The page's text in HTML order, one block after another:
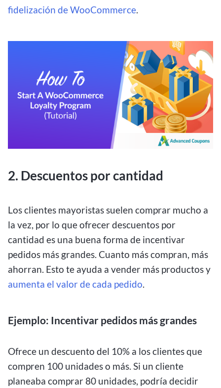
fidelización de WooCommerce.
2. Descuentos por cantidad
Los clientes mayoristas suelen comprar mucho a
la vez, por lo que ofrecer descuentos por
cantidad es una buena forma de incentivar
pedidos más grandes. Cuanto más compran, más
ahorran. Esto te ayuda a vender más productos y
aumenta el valor de cada pedido.
Ejemplo: Incentivar pedidos más grandes
Ofrece un descuento del 10% a los clientes que
compren 100 unidades o más. Si un cliente
planeaba comprar 80 unidades, podría decidir